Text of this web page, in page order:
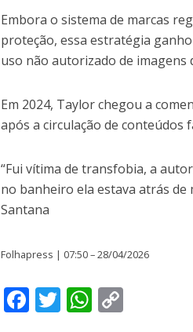
Embora o sistema de marcas
proteção, essa estratégia
uso não autorizado de imagens
Em 2024, Taylor chegou a
após a circulação de conteúdos
“Fui vítima de transfobia, a
no banheiro ela estava atrás de
Santana
Folhapress | 07:50 – 28/04/2026
F T W